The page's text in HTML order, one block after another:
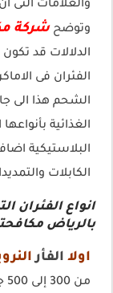
والعلامات التى
وتوضحشركة
الدلالات قد
الفئران فى
الشحم هذا الى
الغذائية
البلاستيكية
الكابلات
انواع الفئران
بالرياض
اولا الفأر